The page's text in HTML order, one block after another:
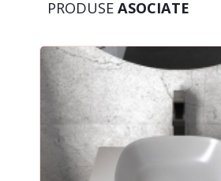
PRODUSE ASOCIATE